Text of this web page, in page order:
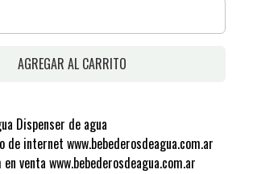
AGREGAR AL CARRITO
Dispenser de agua
de internet www.bebederosdeagua.com.ar
venta www.bebederosdeagua.com.ar